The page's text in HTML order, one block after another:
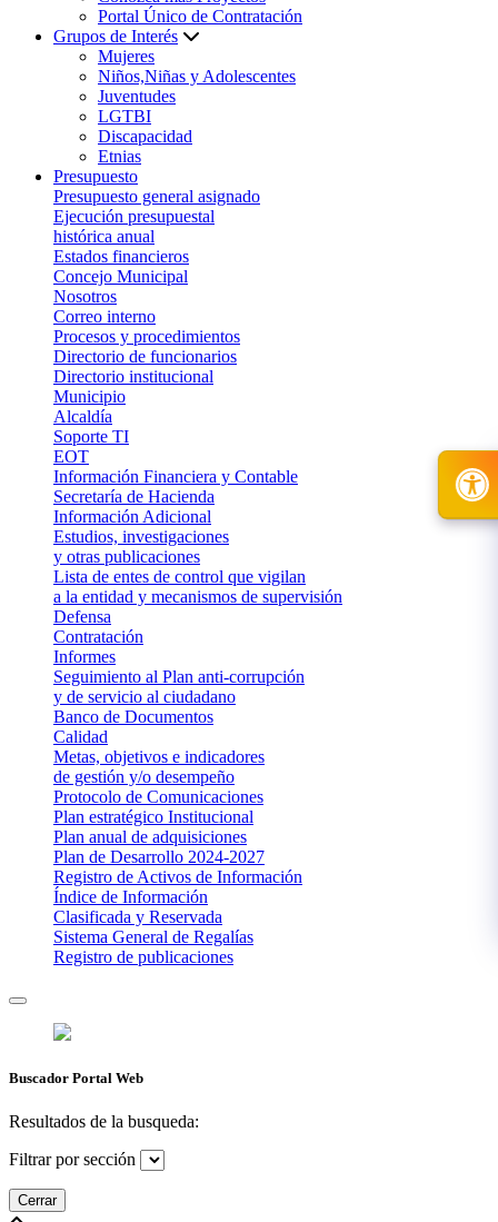
Portal Único de Contratación
Grupos de Interés
Mujeres
Niños,Niñas y Adolescentes
Juventudes
LGTBI
Discapacidad
Etnias
Presupuesto
Presupuesto general asignado
Ejecución presupuestal
histórica anual
Estados financieros
Concejo Municipal
Nosotros
Correo interno
Procesos y procedimientos
Directorio de funcionarios
Directorio institucional
Municipio
Alcaldía
Soporte TI
EOT
Información Financiera y Contable
Secretaría de Hacienda
Información Adicional
Estudios, investigaciones
y otras publicaciones
Lista de entes de control que vigilan
a la entidad y mecanismos de supervisión
Defensa
Contratación
Informes
Seguimiento al Plan anti-corrupción
y de servicio al ciudadano
Banco de Documentos
Calidad
Metas, objetivos e indicadores
de gestión y/o desempeño
Protocolo de Comunicaciones
Plan estratégico Institucional
Plan anual de adquisiciones
Plan de Desarrollo 2024-2027
​Registro de Activos de Información​​
Índice de Información
Clasificada y Reservada
Sistema General de Regalías
Registro de publicaciones
Buscador Portal Web
Resultados de la busqueda:
Filtrar por sección
Cerrar